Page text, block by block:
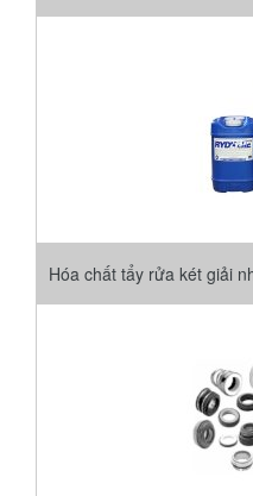
Hóa chất tẩy rửa két giải